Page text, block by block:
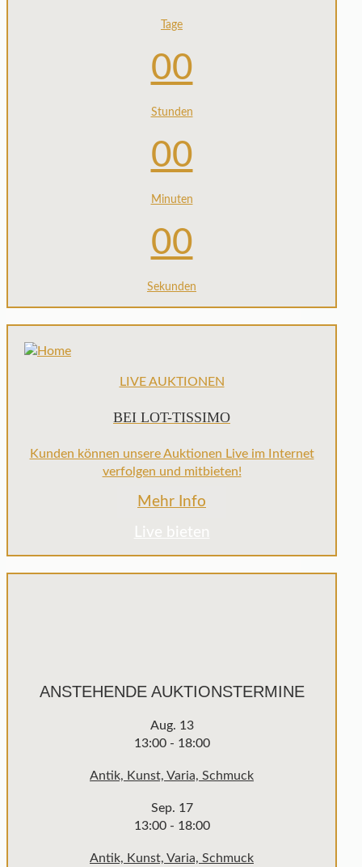
Tage
00
Stunden
00
Minuten
00
Sekunden
LIVE AUKTIONEN
BEI LOT-TISSIMO
Kunden können unsere Auktionen Live im Internet
verfolgen und mitbieten!
Mehr Info
Live bieten
ANSTEHENDE AUKTIONSTERMINE
Aug. 13
13:00- 18:00
Antik, Kunst, Varia, Schmuck
Sep. 17
13:00- 18:00
Antik, Kunst, Varia, Schmuck